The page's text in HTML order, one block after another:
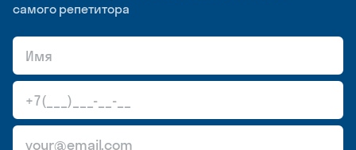
самого репетитора